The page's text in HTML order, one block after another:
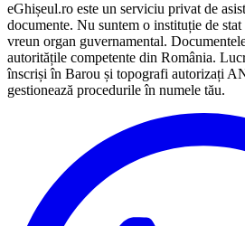
eGhișeul.ro este un serviciu privat de
documente. Nu suntem o instituție de
vreun organ guvernamental.
autoritățile competente din România.
înscriși în Barou și topografi autorizați
gestionează procedurile în numele tău.